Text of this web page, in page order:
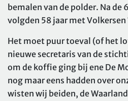
bemalen van de polder. Na de
volgden 58 jaar met Volkersen
Het moet puur toeval (of het
nieuwe secretaris van de
om de koffie ging bij ene De
nog maar eens hadden over
wisten wij beiden, de